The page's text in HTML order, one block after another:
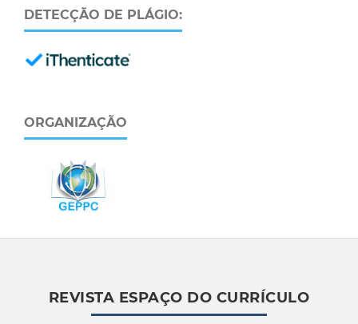
DETECÇÃO DE PLÁGIO:
ORGANIZAÇÃO
REVISTA ESPAÇO DO CURRÍCULO